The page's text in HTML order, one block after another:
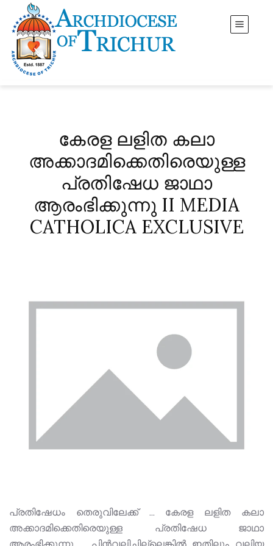
കേരള ലളിത കലാ
അക്കാദമിക്കെതിരെയുള്ള
പ്രതിഷേധ ജാഥാ
ആരംഭിക്കുന്നു II MEDIA
CATHOLICA EXCLUSIVE
പ്രതിഷേധം തെരുവിലേക്ക് ... കേരള ലളിത കലാ
അക്കാദമിക്കെതിരെയുള്ള പ്രതിഷേധ ജാഥാ